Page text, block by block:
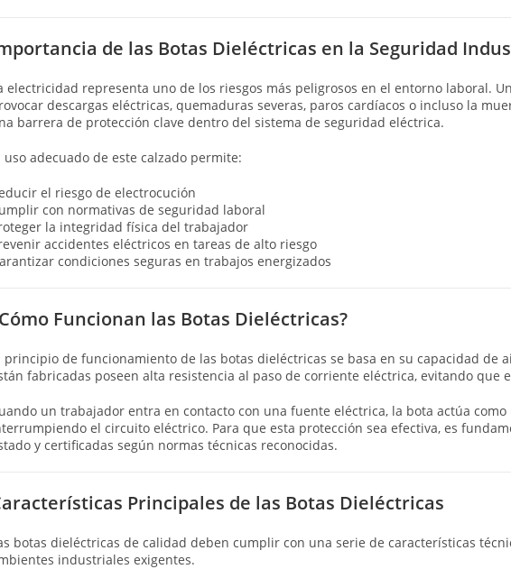
de las Botas Dieléctricas en la Seguridad
electricidad representa uno de los riesgos más peligrosos en el entorno laboral.
descargas eléctricas, quemaduras severas, paros cardíacos o incluso la
barrera de protección clave dentro del sistema de seguridad eléctrica.
uso adecuado de este calzado permite:
el riesgo de electrocución
con normativas de seguridad laboral
la integridad física del trabajador
accidentes eléctricos en tareas de alto riesgo
condiciones seguras en trabajos energizados
Funcionan las Botas Dieléctricas?
principio de funcionamiento de las botas dieléctricas se basa en su capacidad de
fabricadas poseen alta resistencia al paso de corriente eléctrica, evitando que
un trabajador entra en contacto con una fuente eléctrica, la bota actúa
el circuito eléctrico. Para que esta protección sea efectiva, es
y certificadas según normas técnicas reconocidas.
Principales de las Botas Dieléctricas
botas dieléctricas de calidad deben cumplir con una serie de características
industriales exigentes.